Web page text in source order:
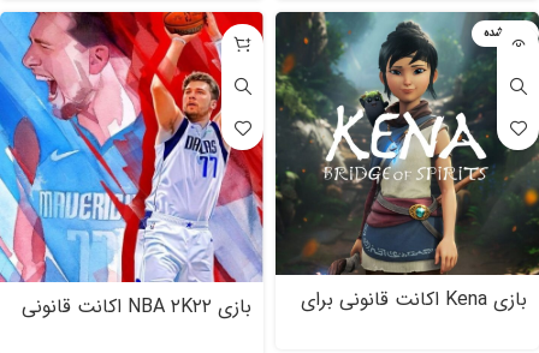
تمام شده
بازی Kena اکانت قانونی برای
بازی NBA ۲K۲۲ اکانت قانونی